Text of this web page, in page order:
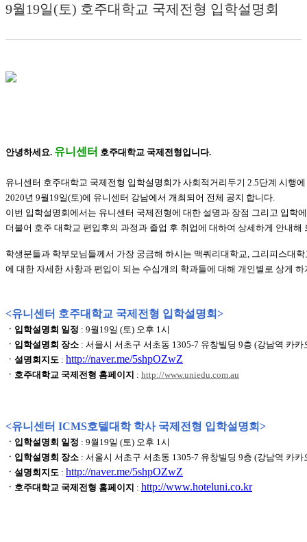
사진앨범
학생다이어리
9월19일(토) 호주대학교 국제전형 입학설명회
안녕하세요. 유니센터 호주대학교 국제전형입니다.
유니센터 호주대학교 국제전형 입학설명회가 사회적거리두기 2.5단계 시행
2020년 9월19일(토)에 유니센터 강남에서 개최되어 전체 공지 합니다.
이번 입학설명회에서는 유니센터 국제전형에 대한 설명과 장점 그리고 입학
더불어 호주 대학교 편입후의 과정과 졸업 후 취업에 대하여 상세하게 안내해
학생분들과 학부모님들께서 가장 궁금해 하시는 맥쿼리대학교, 그리피스대
에 대한 자세한 사항과 편입이 되는 수십개의 학과들에 대해 개인별로 상게
<유니센터 호주대학교 국제전형 입학설명회>
ㆍ입학설명회 일정 : 9월19일 (토) 오후 1시
ㆍ입학설명회 장소 : 서울시 서초구 서초동 1305-7 유창빌딩 9층 (강남역 카
ㆍ설명회지도 : http://naver.me/5shpOZwZ
ㆍ호주대학교 국제전형 홈페이지 : http://www.uniedu.com.au
<유니센터 ICMS호텔대학 학사 국제전형 입학설명회>
ㆍ입학설명회 일정 : 9월19일 (토) 오후 1시
ㆍ입학설명회 장소 : 서울시 서초구 서초동 1305-7 유창빌딩 9층 (강남역 카
ㆍ설명회지도 : http://naver.me/5shpOZwZ
ㆍ호주대학교 국제전형 홈페이지 : http://www.hoteluni.co.kr